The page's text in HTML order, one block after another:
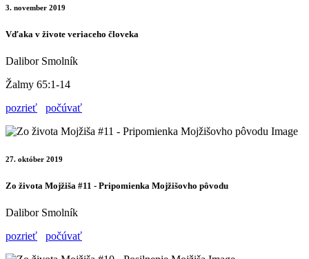
3. november 2019
Vďaka v živote veriaceho človeka
Dalibor Smolník
Žalmy 65:1-14
pozrieť
počúvať
27. október 2019
Zo života Mojžiša #11 - Pripomienka Mojžišovho pôvodu
Dalibor Smolník
pozrieť
počúvať